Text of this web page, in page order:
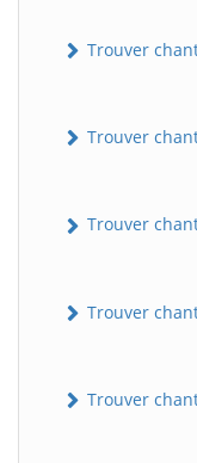
Trouver
Trouver
Trouver
Trouver
Trouver